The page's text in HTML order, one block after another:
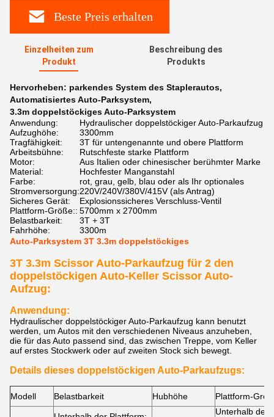
Beste Preis erhalten
Einzelheiten zum
Produkt
Beschreibung des
Produkts
Hervorheben: parkendes System des Staplerautos,
Automatisiertes Auto-Parksystem,
3.3m doppelstöckiges Auto-Parksystem
Anwendung:
Hydraulischer doppelstöckiger Auto-Parkaufzug
Aufzughöhe:
3300mm
Tragfähigkeit:
3T für untengenannte und obere Plattform
Arbeitsbühne:
Rutschfeste starke Plattform
Motor:
Aus Italien oder chinesischer berühmter Marke
Material:
Hochfester Manganstahl
Farbe:
rot, grau, gelb, blau oder als Ihr optionales
Stromversorgung:220V/240V/380V/415V (als Antrag)
Sicheres Gerät:
Explosionssicheres Verschluss-Ventil
Plattform-Größe:: 5700mm x 2700mm
Belastbarkeit:
3T + 3T
Fahrhöhe:
3300m
Auto-Parksystem 3T 3.3m doppelstöckiges
3T 3.3m Scissor Auto-Parkaufzug für 2 den
doppelstöckigen Auto-Keller Scissor Auto-
Aufzug:
Anwendung:
Hydraulischer doppelstöckiger Auto-Parkaufzug kann benutzt
werden, um Autos mit den verschiedenen Niveaus anzuheben,
die für das Auto passend sind, das zwischen Treppe, vom Keller
auf erstes Stockwerk oder auf zweiten Stock sich bewegt.
Details dieses doppelstöckigen Auto-Parkaufzugs:
Modell Belastbarkeit Hubhöhe Plattform-
Unterhalb der